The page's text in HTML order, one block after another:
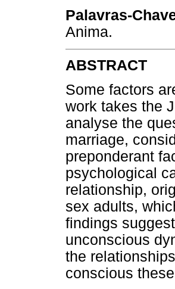
Palavras-
Anima.
ABSTRACT
Some factors
work takes the
analyse the
marriage,
preponderant
psychological
relationship,
sex adults,
findings
unconscious
the
conscious